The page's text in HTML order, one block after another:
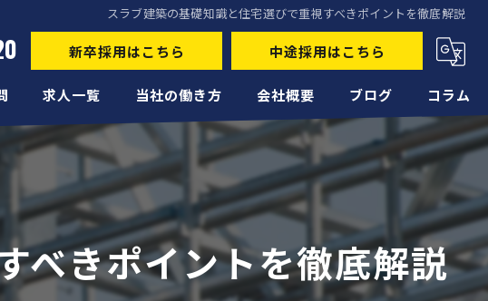
スラブ建築の基礎知識と住宅選びで重視すべきポイントを徹底解説
新卒採用はこちら 中途採用はこちら
求人一覧 当社の働き方
未経験
経験者
正社員
高収入
会社概要 ブログ コラム
べきポイントを徹底解説